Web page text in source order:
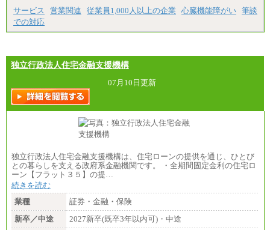
サービス
営業関連 従業員1,000人以上の企業 心臓機能障がい 筆談
での対応
独立行政法人住宅金融支援機構
07月10日更新
独立行政法人住宅金融支援機構は、住宅ローンの提供を通じ、ひとび
との暮らしを支える政府系金融機関です。 ・全期間固定金利の住宅ロ
ーン【フラット３５】の提…
続きを読む
業種
証券・金融・保険
新卒／中途
2027新卒(既卒3年以内可)・中途